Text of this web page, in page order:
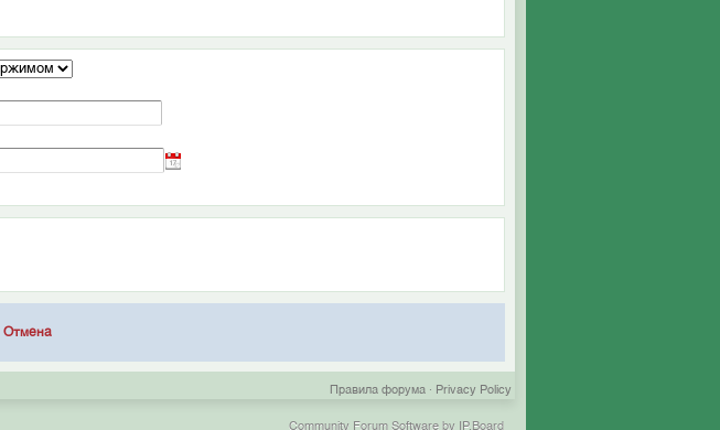
Отмена
Privacy Policy
Правила форума ·
Community Forum Software by IP.Board